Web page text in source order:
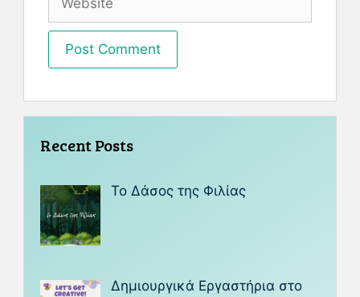
Recent Posts
Το Δάσος της Φιλίας
Δημιουργικά Εργαστήρια στο